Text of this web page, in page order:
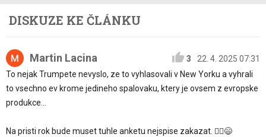
DISKUZE KE ČLÁNKU
Martin Lacina 3
22. 4. 2025 07:31
To nejak Trumpete nevyslo, ze to vyhlasovali v New Yorku a vyhrali
to vsechno ev krome jedineho spalovaku, ktery je ovsem z evropske
produkce…
Na pristi rok bude muset tuhle anketu nejspise zakazat. 🤷‍♂️😄